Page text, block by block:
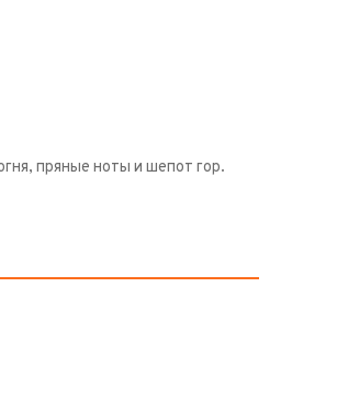
пряные ноты и шепот гор.